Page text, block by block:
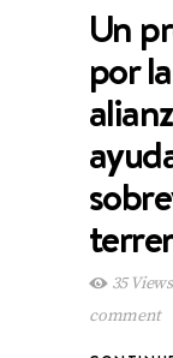
Un
por
35 Views
comment